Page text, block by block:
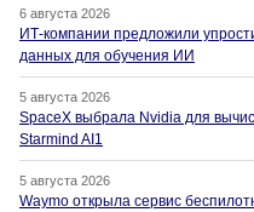
6 августа 2026
ИТ-компании предложили
данных для обучения ИИ
5 августа 2026
SpaceX выбрала Nvidia для
Starmind AI1
5 августа 2026
Waymo открыла сервис